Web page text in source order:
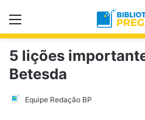
Menu
5 lições
Betesda
Equipe Redação BP